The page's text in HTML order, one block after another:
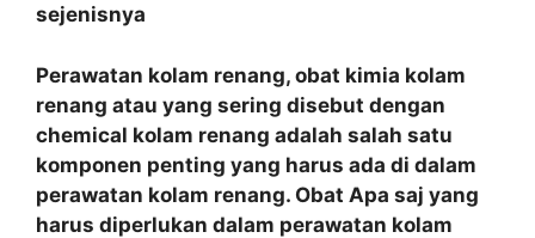
sejenisnya
Perawatan kolam renang, obat kimia kolam
renang atau yang sering disebut dengan
chemical kolam renang adalah salah satu
komponen penting yang harus ada di dalam
perawatan kolam renang. Obat Apa saj yang
harus diperlukan dalam perawatan kolam